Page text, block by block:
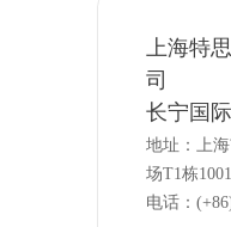
上海特
司
长宁国
地址：上
场T1栋
电话：